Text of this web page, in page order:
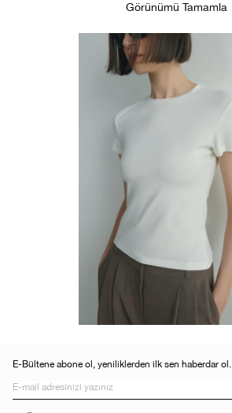
Görünümü Tamamla
E-Bültene abone ol, yeniliklerden ilk sen haberdar ol.